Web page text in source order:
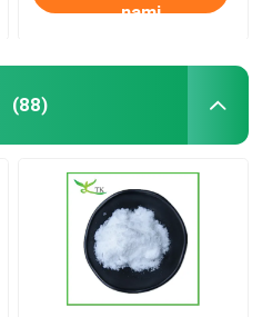
nami
(88)